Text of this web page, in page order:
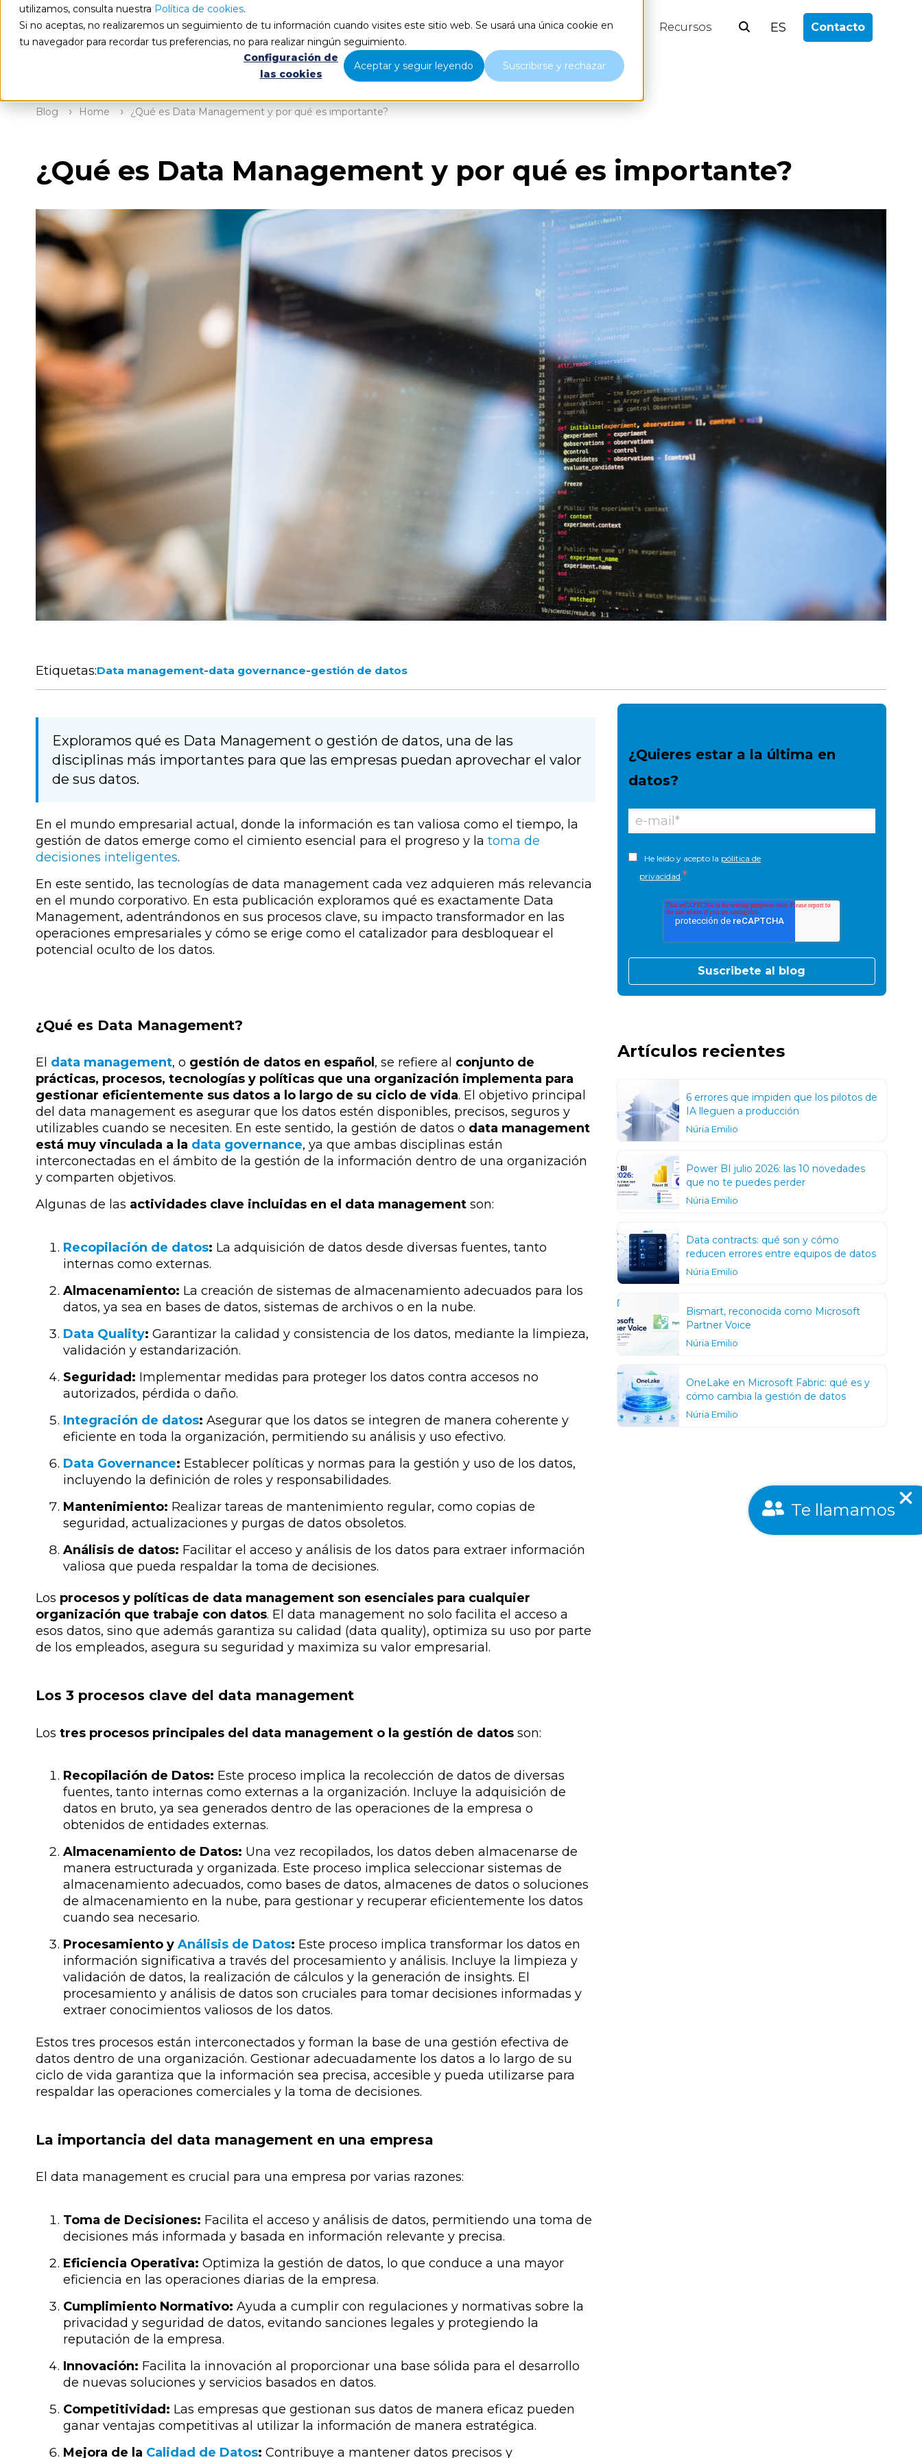
utilizamos, consulta nuestra Política de cookies.
Si no aceptas, no realizaremos un seguimiento de tu información cuando visites este sitio web. Se usará una única cookie en
tu navegador para recordar tus preferencias, no para realizar ningún seguimiento.
Configuración de
las cookies
Aceptar y seguir leyendo Suscribirse y rechazar
Qué hacemos Nosotros Blog Recursos ES Contacto
Blog Home ¿Qué es Data Management y por qué es importante?
¿Qué es Data Management y por qué es importante?
Etiquetas:Data management-data governance-gestión de datos
Exploramos qué es Data Management o gestión de datos, una de las
disciplinas más importantes para que las empresas puedan aprovechar el valor
de sus datos.
En el mundo empresarial actual, donde la información es tan valiosa como el tiempo, la
gestión de datos emerge como el cimiento esencial para el progreso y la toma de
decisiones inteligentes.
En este sentido, las tecnologías de data management cada vez adquieren más relevancia
en el mundo corporativo. En esta publicación exploramos qué es exactamente Data
Management, adentrándonos en sus procesos clave, su impacto transformador en las
operaciones empresariales y cómo se erige como el catalizador para desbloquear el
potencial oculto de los datos.
¿Qué es Data Management?
El data management, o gestión de datos en español , se refiere al conjunto de
prácticas, procesos, tecnologías y políticas que una organización implementa para
gestionar eficientemente sus datos a lo largo de su ciclo de vida. El objetivo principal
del data management es asegurar que los datos estén disponibles, precisos, seguros y
utilizables cuando se necesiten. En este sentido, la gestión de datos o data management
está muy vinculada a la data governance, ya que ambas disciplinas están
interconectadas en el ámbito de la gestión de la información dentro de una organización
y comparten objetivos.
Algunas de las actividades clave incluidas en el data management son:
Recopilación de datos: La adquisición de datos desde diversas fuentes, tanto
internas como externas.
Almacenamiento: La creación de sistemas de almacenamiento adecuados para los
datos, ya sea en bases de datos, sistemas de archivos o en la nube.
Data Quality: Garantizar la calidad y consistencia de los datos, mediante la limpieza,
validación y estandarización.
Seguridad: Implementar medidas para proteger los datos contra accesos no
autorizados, pérdida o daño.
Integración de datos: Asegurar que los datos se integren de manera coherente y
eficiente en toda la organización, permitiendo su análisis y uso efectivo.
Data Governance: Establecer políticas y normas para la gestión y uso de los datos,
incluyendo la definición de roles y responsabilidades.
Mantenimiento: Realizar tareas de mantenimiento regular, como copias de
seguridad, actualizaciones y purgas de datos obsoletos.
Análisis de datos: Facilitar el acceso y análisis de los datos para extraer información
valiosa que pueda respaldar la toma de decisiones.
Los procesos y políticas de data management son esenciales para cualquier
organización que trabaje con datos. El data management no solo facilita el acceso a
esos datos, sino que además garantiza su calidad (data quality), optimiza su uso por parte
de los empleados, asegura su seguridad y maximiza su valor empresarial.
Los 3 procesos clave del data management
Los tres procesos principales del data management o la gestión de datos son:
Recopilación de Datos: Este proceso implica la recolección de datos de diversas
fuentes, tanto internas como externas a la organización. Incluye la adquisición de
datos en bruto, ya sea generados dentro de las operaciones de la empresa o
obtenidos de entidades externas.
Almacenamiento de Datos: Una vez recopilados, los datos deben almacenarse de
manera estructurada y organizada. Este proceso implica seleccionar sistemas de
almacenamiento adecuados, como bases de datos, almacenes de datos o soluciones
de almacenamiento en la nube, para gestionar y recuperar eficientemente los datos
cuando sea necesario.
Procesamiento y Análisis de Datos: Este proceso implica transformar los datos en
información significativa a través del procesamiento y análisis. Incluye la limpieza y
validación de datos, la realización de cálculos y la generación de insights. El
procesamiento y análisis de datos son cruciales para tomar decisiones informadas y
extraer conocimientos valiosos de los datos.
Estos tres procesos están interconectados y forman la base de una gestión efectiva de
datos dentro de una organización. Gestionar adecuadamente los datos a lo largo de su
ciclo de vida garantiza que la información sea precisa, accesible y pueda utilizarse para
respaldar las operaciones comerciales y la toma de decisiones.
La importancia del data management en una empresa
El data management es crucial para una empresa por varias razones:
Toma de Decisiones: Facilita el acceso y análisis de datos, permitiendo una toma de
decisiones más informada y basada en información relevante y precisa.
Eficiencia Operativa: Optimiza la gestión de datos, lo que conduce a una mayor
eficiencia en las operaciones diarias de la empresa.
Cumplimiento Normativo: Ayuda a cumplir con regulaciones y normativas sobre la
privacidad y seguridad de datos, evitando sanciones legales y protegiendo la
reputación de la empresa.
Innovación: Facilita la innovación al proporcionar una base sólida para el desarrollo
de nuevas soluciones y servicios basados en datos.
Competitividad: Las empresas que gestionan sus datos de manera eficaz pueden
ganar ventajas competitivas al utilizar la información de manera estratégica.
Mejora de la Calidad de Datos: Contribuye a mantener datos precisos y
¿Quieres estar a la última en
datos?
He leído y acepto la pólitica de
privacidad *
Artículos recientes
6 errores que impiden que los pilotos de
IA lleguen a producción
Núria Emilio
Power BI julio 2026: las 10 novedades
que no te puedes perder
Núria Emilio
Data contracts: qué son y cómo
reducen errores entre equipos de datos
Núria Emilio
Bismart, reconocida como Microsoft
Partner Voice
Núria Emilio
OneLake en Microsoft Fabric: qué es y
cómo cambia la gestión de datos
Núria Emilio
Te llamamos